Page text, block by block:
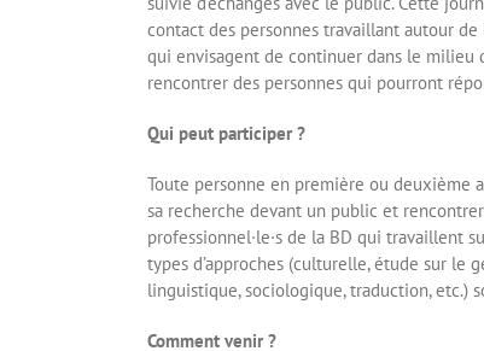
contact des personnes travaillant autour de
qui envisagent de continuer dans le milieu
rencontrer des personnes qui pourront
Qui peut participer ?
Toute personne en première ou deuxième
sa recherche devant un public et rencontrer
professionnel·le·s de la BD qui travaillent
types d’approches (culturelle, étude sur le
linguistique, sociologique, traduction, etc.)
Comment venir ?